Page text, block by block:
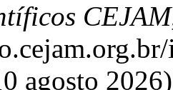
CEJAM
agosto